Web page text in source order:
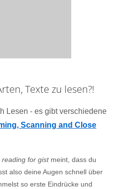
Texte zu lesen?!
Lesen - es gibt verschiedene
Scanning and Close
reading for gistmeint, dass du
also deine Augen schnell über
so erste Eindrücke und